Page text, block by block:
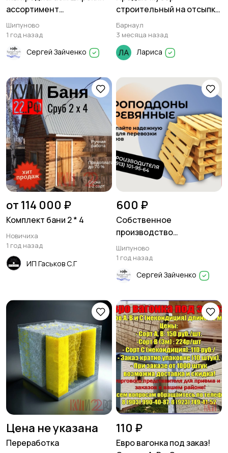
ассортимент
пиломатериалов
Шипуново
1 год назад
Сергей Зайченко
строительный на отсыпку
дорог.
Барнаул
3 месяца назад
Лариса
от 114 000 ₽
Комплект бани 2 * 4
Новичиха
1 год назад
ИП Гаськов С.Г
600 ₽
Собственное
производство
деревянных поддонов
Шипуново
1 год назад
Сергей Зайченко
Цена не указана
Переработка
110 ₽
Евро вагонка под заказ!